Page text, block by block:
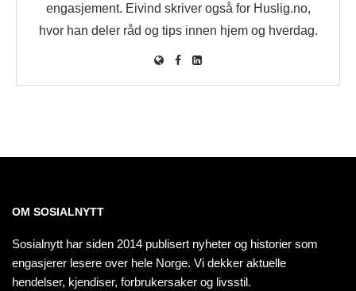
engasjement. Eivind skriver også for Huslig.no,
hvor han deler råd og tips innen hjem og hverdag.
OM SOSIALNYTT
Sosialnytt har siden 2014 publisert nyheter og historier som
engasjerer lesere over hele Norge. Vi dekker aktuelle
hendelser, kjendiser, forbrukersaker og livsstil.